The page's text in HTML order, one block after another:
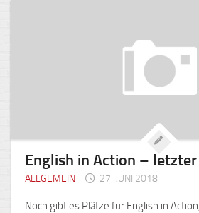
English in Action –
ALLGEMEIN 27. JUNI 2018
Noch gibt es Plätze für English in